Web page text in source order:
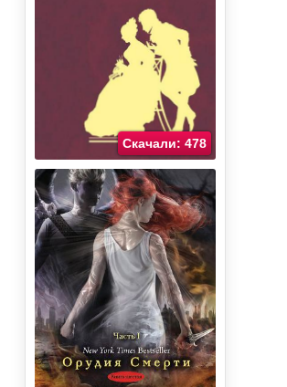
Скачали: 478